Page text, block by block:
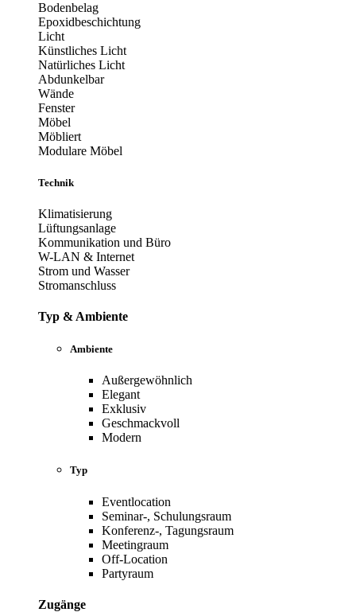
Bodenbelag
Epoxidbeschichtung
Licht
Künstliches Licht
Natürliches Licht
Abdunkelbar
Wände
Fenster
Möbel
Möbliert
Modulare Möbel
Technik
Klimatisierung
Lüftungsanlage
Kommunikation und Büro
W-LAN & Internet
Strom und Wasser
Stromanschluss
Typ & Ambiente
Ambiente
Außergewöhnlich
Elegant
Exklusiv
Geschmackvoll
Modern
Typ
Eventlocation
Seminar-, Schulungsraum
Konferenz-, Tagungsraum
Meetingraum
Off-Location
Partyraum
Zugänge